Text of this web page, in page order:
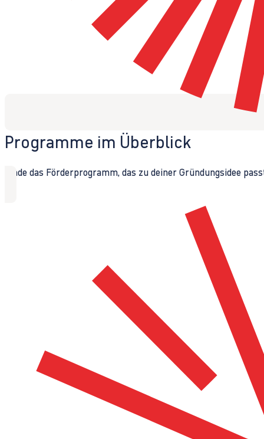
Programme im Überblick
Finde das Förderprogramm, das zu deiner Gründungsidee